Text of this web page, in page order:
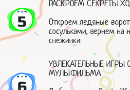
5
РАСКРОЕМ СЕКРЕТЫ
Откроем ледяные
сосульками, вернем на
снежинки
УВЛЕКАТЕЛЬНЫЕ ИГРЫ
МУЛЬТФИЛЬМА